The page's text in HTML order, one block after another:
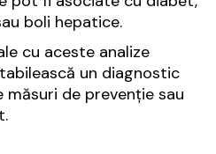
boli hepatice.
cu aceste analize
un diagnostic
de prevenție sau